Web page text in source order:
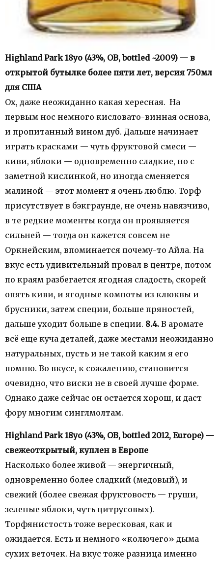
Highland Park 18yo (43%, OB, bottled ~2009) — в
открытой бутылке более пяти лет, версия 750мл
для США
Ох, даже неожиданно какая хересная. На
первым нос немного кисловато-винная основа,
и пропитанный вином дуб. Дальше начинает
играть красками — чуть фруктовой смеси —
киви, яблоки — одновременно сладкие, но с
заметной кислинкой, но иногда сменяется
малиной — этот момент я очень люблю. Торф
присутствует в бэкграунде, не очень навязчиво,
в те редкие моменты когда он проявляется
сильней — тогда он кажется совсем не
Оркнейским, впоминается почему-то Айла. На
вкус есть удивительный провал в центре, потом
по краям разбегается ягодная сладость, скорей
опять киви, и ягодные компоты из клюквы и
брусники, затем специи, больше пряностей,
дальше уходит больше в специи. 8.4. В аромате
всё еще куча деталей, даже местами неожиданно
натуральных, пусть и не такой каким я его
помню. Во вкусе, к сожалению, становится
очевидно, что виски не в своей лучше форме.
Однако даже сейчас он остается хорош, и даст
фору многим синглмолтам.
Highland Park 18yo (43%, OB, bottled 2012, Europe) —
свежеоткрытый, куплен в Европе
Насколько более живой — энергичный,
одновременно более сладкий (медовый), и
свежий (более свежая фруктовость — груши,
зеленые яблоки, чуть цитрусовых).
Торфянистость тоже вересковая, как и
ожидается. Есть и немного «колючего» дыма
сухих веточек. На вкус тоже разница именно